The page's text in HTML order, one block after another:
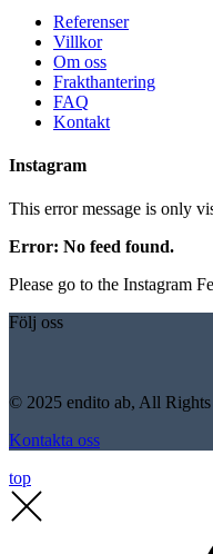
Referenser
Villkor
Om oss
Frakthantering
FAQ
Kontakt
Instagram
This error message is only
Error: No feed found.
Please go to the Instagram
Följ oss
© 2025 endito ab, All Rights
Kontakta oss
top